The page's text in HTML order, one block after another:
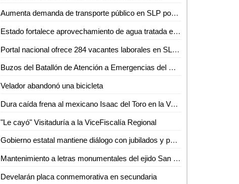
Aumenta demanda de transporte público en SLP por Semana Santa y Pascua
Estado fortalece aprovechamiento de agua tratada en Villa de Reyes
Portal nacional ofrece 284 vacantes laborales en SLP, la mayoría en la capital
Buzos del Batallón de Atención a Emergencias del Ejército Mexicano rescatan a un minero en el municipio de El Rosario, Sin.
Velador abandonó una bicicleta
Dura caída frena al mexicano Isaac del Toro en la Vuelta al País Vasco
"Le cayó" Visitaduría a la ViceFiscalía Regional
Gobierno estatal mantiene diálogo con jubilados y pensionados
Mantenimiento a letras monumentales del ejido San Marcos
Develarán placa conmemorativa en secundaria